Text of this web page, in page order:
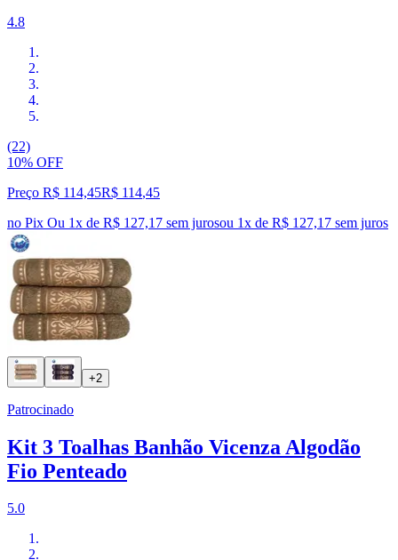
4.8
(22)
10% OFF
Preço R$ 114,45R$ 114,45
no Pix Ou 1x de R$ 127,17 sem jurosou 1x de R$ 127,17 sem juros
+2
Patrocinado
Kit 3 Toalhas Banhão Vicenza Algodão
Fio Penteado
5.0